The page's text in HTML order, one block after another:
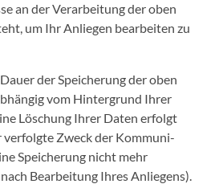
an der Verarbeitung der oben
um Ihr Anliegen bearbeiten zu
der Speicherung der oben
vom Hintergrund Ihrer
Löschung Ihrer Daten erfolgt
verfolgte Zweck der Kommuni-
Speicherung nicht mehr
Bearbeitung Ihres Anliegens).